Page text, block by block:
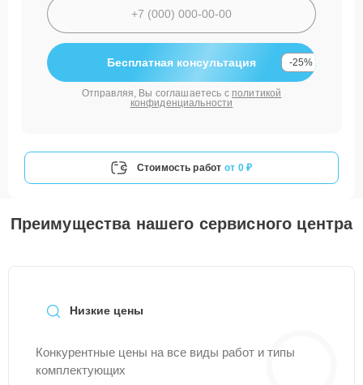
Бесплатная консультация -25%
Отправляя, Вы соглашаетесь с политикой
конфиденциальности
Стоимость работ от 0 ₽
Преимущества нашего сервисного центра
Низкие цены
Конкурентные цены на все виды работ и типы
комплектующих